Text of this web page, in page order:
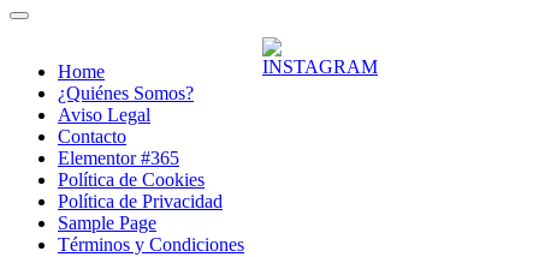
Home
¿Quiénes Somos?
Aviso Legal
Contacto
Elementor #365
Política de Cookies
Política de Privacidad
Sample Page
Términos y Condiciones